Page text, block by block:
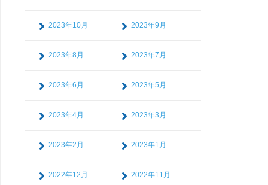
2023年10月 2023年9月
2023年8月 2023年7月
2023年6月 2023年5月
2023年4月 2023年3月
2023年2月 2023年1月
2022年12月 2022年11月